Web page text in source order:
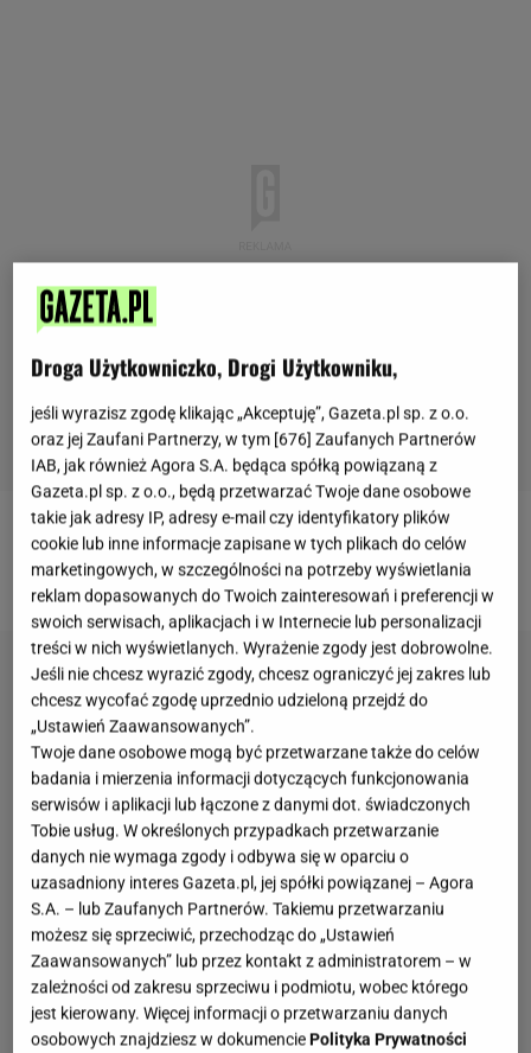
Więcej podobnych treści znajdziesz nastronie
głównej Gazeta.pl.
Droga Użytkowniczko, Drogi Użytkowniku,
jeśli wyrazisz zgodę klikając „Akceptuję”, Gazeta.pl sp. z o.o.
oraz jej Zaufani Partnerzy, w tym [676] Zaufanych Partnerów
IAB, jak również Agora S.A. będąca spółką powiązaną z
Gazeta.pl sp. z o.o., będą przetwarzać Twoje dane osobowe
takie jak adresy IP, adresy e-mail czy identyfikatory plików
cookie lub inne informacje zapisane w tych plikach do celów
marketingowych, w szczególności na potrzeby wyświetlania
reklam dopasowanych do Twoich zainteresowań i preferencji w
swoich serwisach, aplikacjach i w Internecie lub personalizacji
treści w nich wyświetlanych. Wyrażenie zgody jest dobrowolne.
Jeśli nie chcesz wyrazić zgody, chcesz ograniczyć jej zakres lub
chcesz wycofać zgodę uprzednio udzieloną przejdź do
„Ustawień Zaawansowanych”.
Twoje dane osobowe mogą być przetwarzane także do celów
badania i mierzenia informacji dotyczących funkcjonowania
serwisów i aplikacji lub łączone z danymi dot. świadczonych
Tobie usług. W określonych przypadkach przetwarzanie
danych nie wymaga zgody i odbywa się w oparciu o
uzasadniony interes Gazeta.pl, jej spółki powiązanej – Agora
S.A. – lub Zaufanych Partnerów. Takiemu przetwarzaniu
możesz się sprzeciwić, przechodząc do „Ustawień
Zaawansowanych” lub przez kontakt z administratorem – w
zależności od zakresu sprzeciwu i podmiotu, wobec którego
jest kierowany. Więcej informacji o przetwarzaniu danych
osobowych znajdziesz w dokumenciePolityka Prywatności